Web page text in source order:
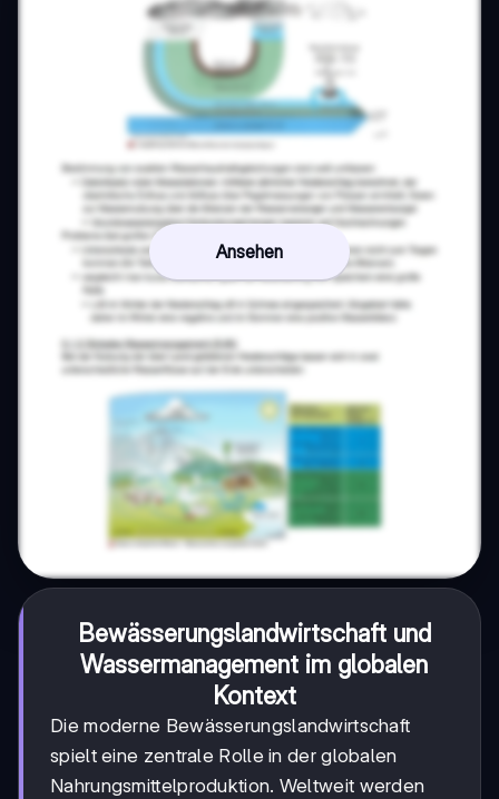
Ansehen
Bewässerungslandwirtschaft und
Wassermanagement im globalen
Kontext
Die moderne Bewässerungslandwirtschaft
spielt eine zentrale Rolle in der globalen
Nahrungsmittelproduktion. Weltweit werden